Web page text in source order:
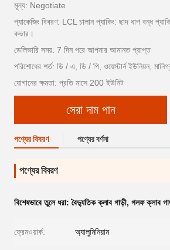
মূল্য: Negotiate
প্যাকেজিং বিবরণ: LCL চালান প্যাকিং: ছাদ ধাপ বন্ধ
কভার।
ডেলিভারি সময়: 7 দিন পরে আপনার আমানত প্রাপ্ত
পরিশোধের শর্ত: ডি / এ, ডি / পি, ওয়েস্টার্ন ইউনিয়ন,
যোগানের ক্ষমতা: প্রতি মাসে 200 ইউনিট
সেরা দাম পান
পণ্যের বিবরণ পণ্যের বর্ণনা
পণ্যের বিবরণ
বিশেষভাবে তুলে ধরা:বৈদ্যুতিক ক্লাব গাড়ী, গলফ ক্লাব
ফ্রেমওয়ার্ক: অ্যালুমিনিয়াম